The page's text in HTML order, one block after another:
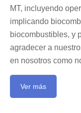
MT, incluyendo
implicando
biocombustibles, y
agradecer a
en nosotros como
Ver más